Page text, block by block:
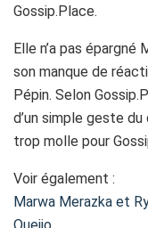
Gossip.Place.
Elle n’a pas épargné
son manque de
Pépin. Selon
d’un simple geste
trop molle pour
Voir également :
Marwa Merazka et